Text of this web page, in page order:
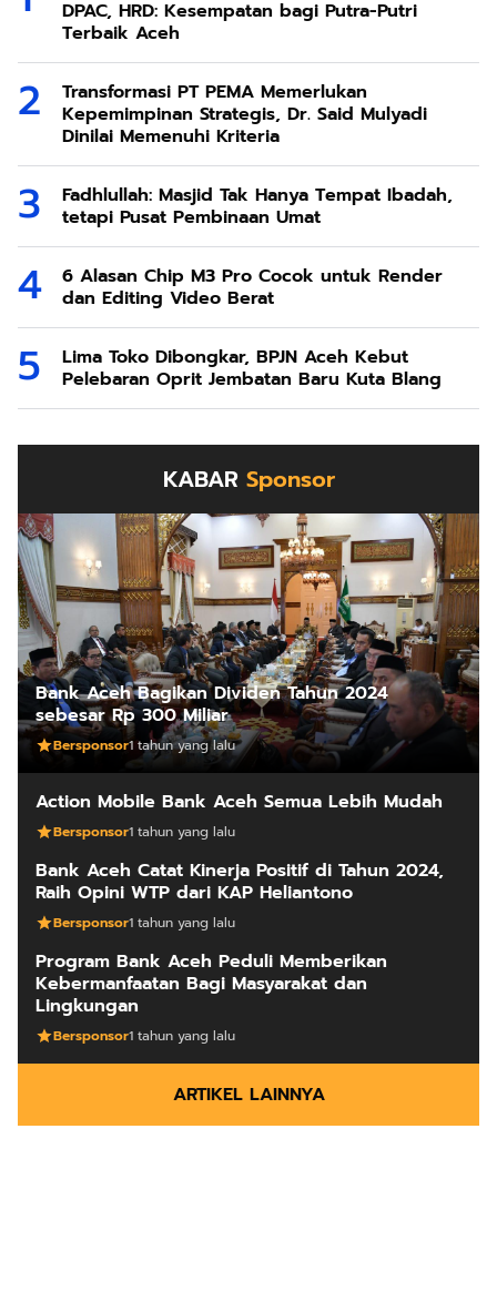
DPAC, HRD: Kesempatan bagi Putra-Putri
Terbaik Aceh
Transformasi PT PEMA Memerlukan
Kepemimpinan Strategis, Dr. Said Mulyadi
Dinilai Memenuhi Kriteria
Fadhlullah: Masjid Tak Hanya Tempat Ibadah,
tetapi Pusat Pembinaan Umat
6 Alasan Chip M3 Pro Cocok untuk Render
dan Editing Video Berat
Lima Toko Dibongkar, BPJN Aceh Kebut
Pelebaran Oprit Jembatan Baru Kuta Blang
KABAR Sponsor
Bank Aceh Bagikan Dividen Tahun 2024
sebesar Rp 300 Miliar
Bersponsor1 tahun yang lalu
Action Mobile Bank Aceh Semua Lebih Mudah
Bersponsor1 tahun yang lalu
Bank Aceh Catat Kinerja Positif di Tahun 2024,
Raih Opini WTP dari KAP Heliantono
Bersponsor1 tahun yang lalu
Program Bank Aceh Peduli Memberikan
Kebermanfaatan Bagi Masyarakat dan
Lingkungan
Bersponsor1 tahun yang lalu
ARTIKEL LAINNYA